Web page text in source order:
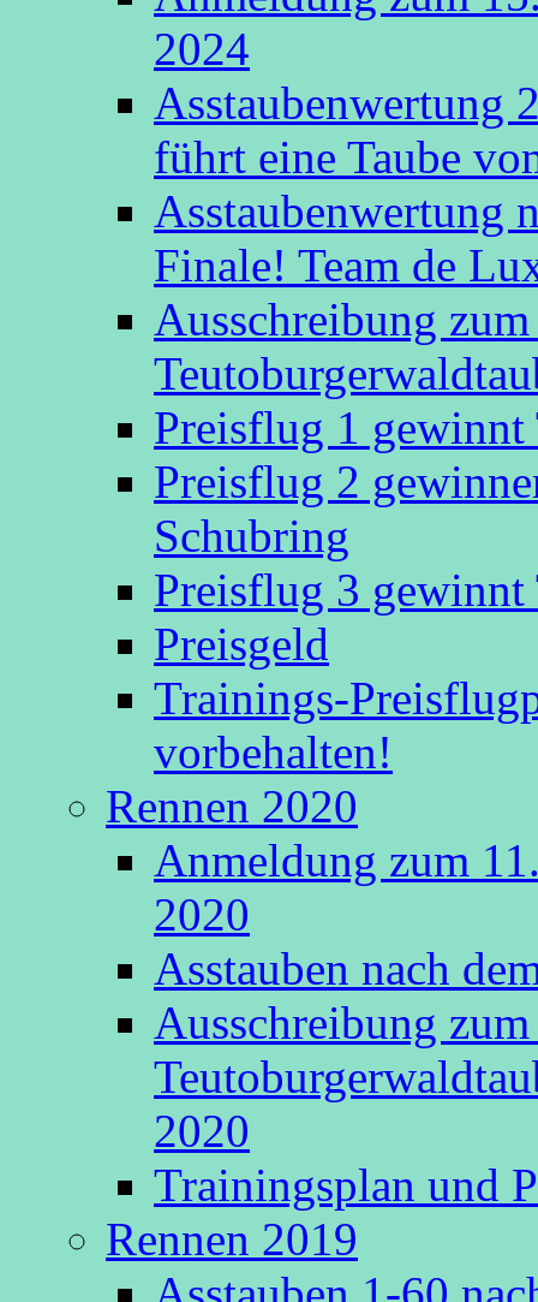
2024
Asstaubenwertung
führt eine Taube
Asstaubenwertung
Finale! Team de
Ausschreibung
Preisflug 1 gewinnt
Preisflug 2
Schubring
Preisflug 3
Preisgeld
Trainings-
vorbehalten!
Rennen 2020
Anmeldung zum
2020
Asstauben nach
Ausschreibung
2020
Trainingsplan und
Rennen 2019